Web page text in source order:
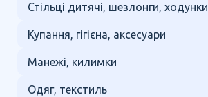
Стільці дитячі, шезлонги, ходунки
Купання, гігієна, аксесуари
Манежі, килимки
Одяг, текстиль